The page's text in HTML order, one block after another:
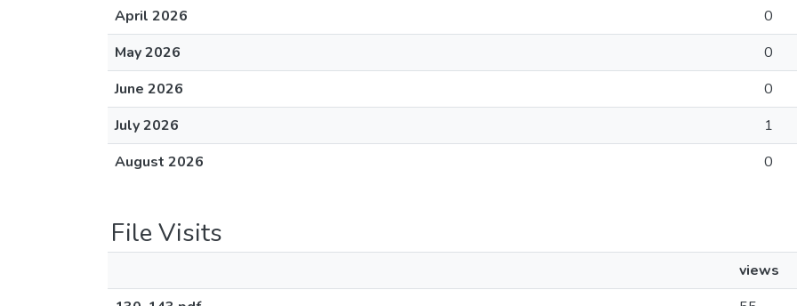
April 2026
0
May 2026
0
June 2026
0
July 2026
1
August 2026
0
File Visits
views